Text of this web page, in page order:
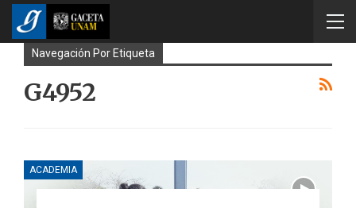
Navegación Por Etiqueta
G4952
ACADEMIA